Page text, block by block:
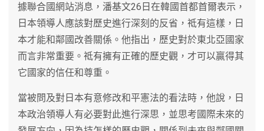
據聯合國網站消息，潘基文26日在韓國首都首爾表示，
日本領導人應該對歷史進行深刻的反省，祗有這樣，日
本才能和鄰國改善關係。他指出，歷史對於東北亞國家
而言非常重要。祗有擁有正確的歷史觀，才可以贏得其
它國家的信任和尊重。
當被問及對日本有意修改和平憲法的看法時，他說，日
本政治領導人有必要對此進行深思，並思考國際未來的